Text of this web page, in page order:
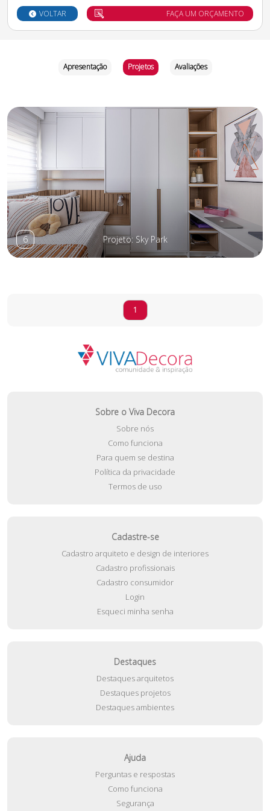
VOLTAR FAÇA UM ORÇAMENTO
Apresentação Projetos Avaliações
6 Projeto: Sky Park
1
Sobre o Viva Decora
Sobre nós
Como funciona
Para quem se destina
Política da privacidade
Termos de uso
Cadastre-se
Cadastro arquiteto e design de interiores
Cadastro profissionais
Cadastro consumidor
Login
Esqueci minha senha
Destaques
Destaques arquitetos
Destaques projetos
Destaques ambientes
Ajuda
Perguntas e respostas
Como funciona
Segurança